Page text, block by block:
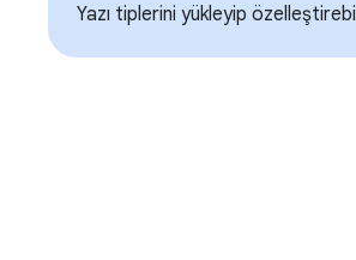
Yazı tiplerini yükleyip